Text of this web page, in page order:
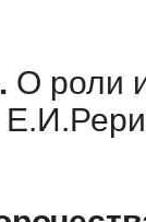
О роли